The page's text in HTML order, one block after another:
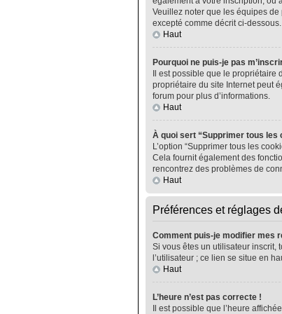
Veuillez noter que les équipes
excepté comme décrit ci-dessous.
Haut
Pourquoi ne puis-je pas
Il est possible que le
propriétaire du site Internet peut
forum pour plus d’informations.
Haut
À quoi sert “Supprimer tous les
L’option “Supprimer tous les
Cela fournit également des
rencontrez des problèmes de
Haut
Préférences et réglages
Comment puis-je modifier mes
Si vous êtes un utilisateur inscrit,
l’utilisateur ; ce lien se situe en
Haut
L’heure n’est pas correcte !
Il est possible que l’heure